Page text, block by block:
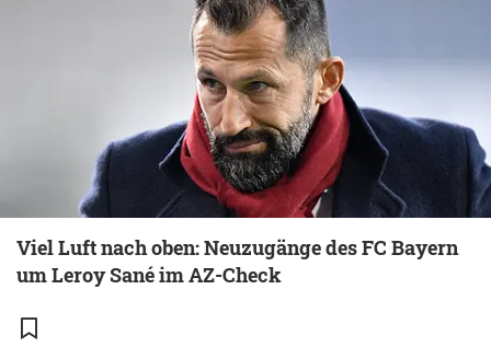
Viel Luft nach oben: Neuzugänge des FC Bayern
um Leroy Sané im AZ-Check